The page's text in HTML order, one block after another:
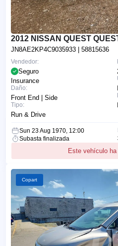
2012 NISSAN QUEST
JN8AE2KP4C9035933 | 58815636
Vendedor:
Seguro
Insurance
Daño:
Front End | Side
Tipo:
Run & Drive
Sun 23 Aug 1970, 12:00
Subasta finalizada
Este vehículo
Copart